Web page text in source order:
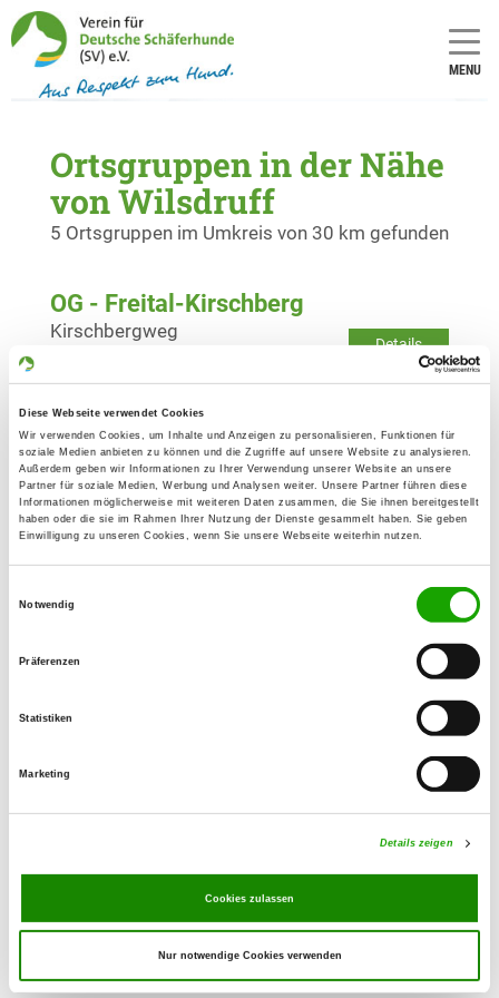
Diese Webseite verwendet Cookies
Wir verwenden Cookies, um Inhalte und Anzeigen zu personalisieren, Funktionen für
soziale Medien anbieten zu können und die Zugriffe auf unsere Website zu analysieren.
Außerdem geben wir Informationen zu Ihrer Verwendung unserer Website an unsere
Partner für soziale Medien, Werbung und Analysen weiter. Unsere Partner führen diese
Informationen möglicherweise mit weiteren Daten zusammen, die Sie ihnen bereitgestellt
haben oder die sie im Rahmen Ihrer Nutzung der Dienste gesammelt haben. Sie geben
Einwilligung zu unseren Cookies, wenn Sie unsere Webseite weiterhin nutzen.
Notwendig
Präferenzen
Statistiken
Marketing
Details zeigen
Cookies zulassen
Nur notwendige Cookies verwenden
MENU
Ortsgruppen in der Nähe
von Wilsdruff
5 Ortsgruppen im Umkreis von 30 km gefunden
OG - Freital-Kirschberg
Details
Kirschbergweg
OG - Nossen
Details
Am Steinbusch
01683 Nossen
Details
01809 Heidenau
e.V.
Details